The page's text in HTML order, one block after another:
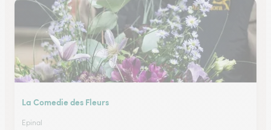
La Comedie des Fleurs
Epinal